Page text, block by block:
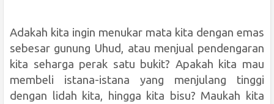
Adakah kita ingin menukar mata kita dengan emas
sebesar gunung Uhud, atau menjual pendengaran
kita seharga perak satu bukit? Apakah kita mau
membeli istana-istana yang menjulang tinggi
dengan lidah kita, hingga kita bisu? Maukah kita